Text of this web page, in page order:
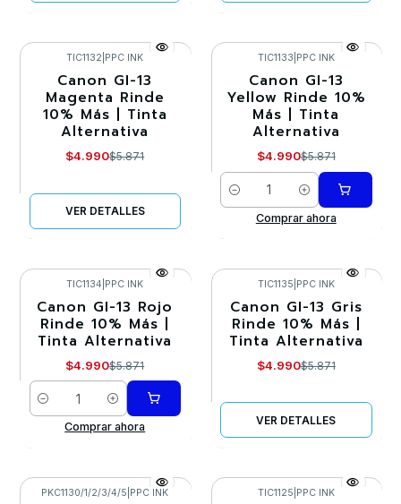
-15%
Agotado
TIC1132 PPC INK
Canon GI-13
Magenta Rinde
10% Más | Tinta
Alternativa
$4.990$5.871
VER DETALLES
-15%
TIC1133 PPC INK
Canon GI-13
Yellow Rinde 10%
Más | Tinta
Alternativa
$4.990$5.871
Cantidad
Comprar ahora
-15%
TIC1134 PPC INK
Canon GI-13 Rojo
Rinde 10% Más |
Tinta Alternativa
$4.990$5.871
Cantidad
Comprar ahora
-15%
Agotado
TIC1135 PPC INK
Canon GI-13 Gris
Rinde 10% Más |
Tinta Alternativa
$4.990$5.871
VER DETALLES
PKC1130/1/2/3/4/5 PPC INK TIC1125 PPC INK